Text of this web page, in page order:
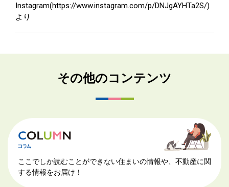
Instagram(https://www.instagram.com/p/DNJgAYHTa2S/)
より
その他のコンテンツ
ここでしか読むことができない住まいの情報や、不動産に関
する情報をお届け！